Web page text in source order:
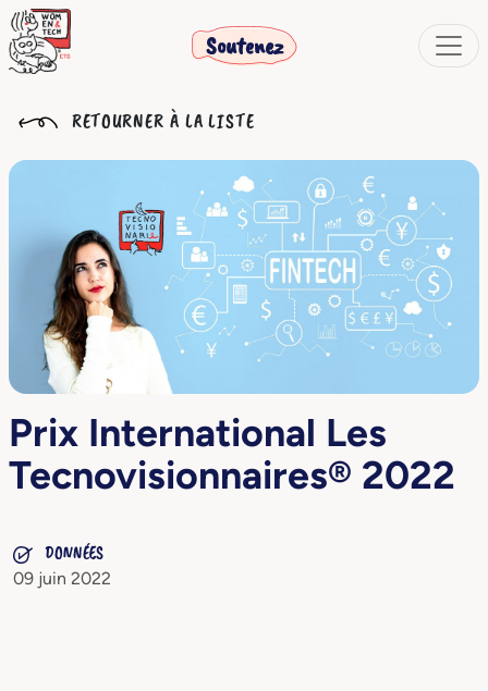
Soutenez
RETOURNER À LA LISTE
Prix International Les
Tecnovisionnaires® 2022
DONNÉES
09 juin 2022